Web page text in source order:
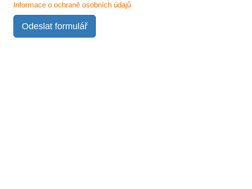
Informace o ochraně osobních údajů
Odeslat formulář